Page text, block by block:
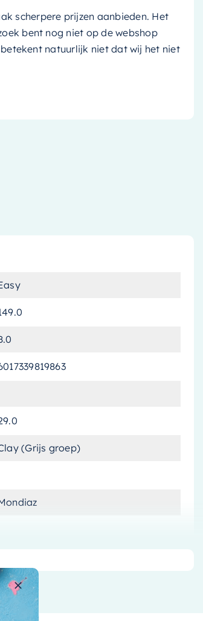
scherpere prijzen aanbieden. Het
bent nog niet op de webshop
natuurlijk niet dat wij het niet
(Grijs groep)
vak